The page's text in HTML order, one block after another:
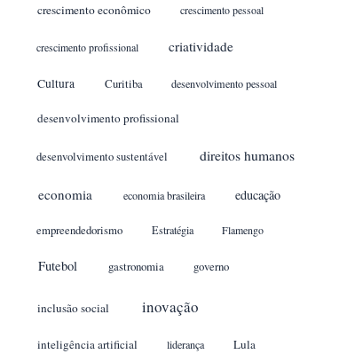
crescimento econômico crescimento pessoal
crescimento profissional criatividade
Cultura Curitiba desenvolvimento pessoal
desenvolvimento profissional
desenvolvimento sustentável direitos humanos
economia economia brasileira educação
empreendedorismo Estratégia Flamengo
Futebol gastronomia governo
inclusão social inovação
inteligência artificial liderança Lula